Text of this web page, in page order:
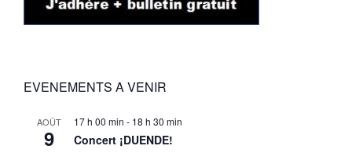
EVENEMENTS A VENIR
AOÛT
9
17 h 00 min - 18 h 30 min
Concert ¡DUENDE!